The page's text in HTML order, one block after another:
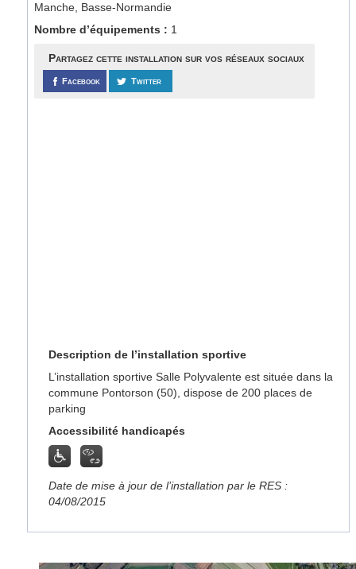
Manche, Basse-Normandie
Nombre d’équipements : 1
Partagez cette installation sur vos réseaux sociaux
Facebook Twitter
Description de l’installation sportive
L’installation sportive Salle Polyvalente est située dans la
commune Pontorson (50), dispose de 200 places de
parking
Accessibilité handicapés
Date de mise à jour de l’installation par le RES :
04/08/2015